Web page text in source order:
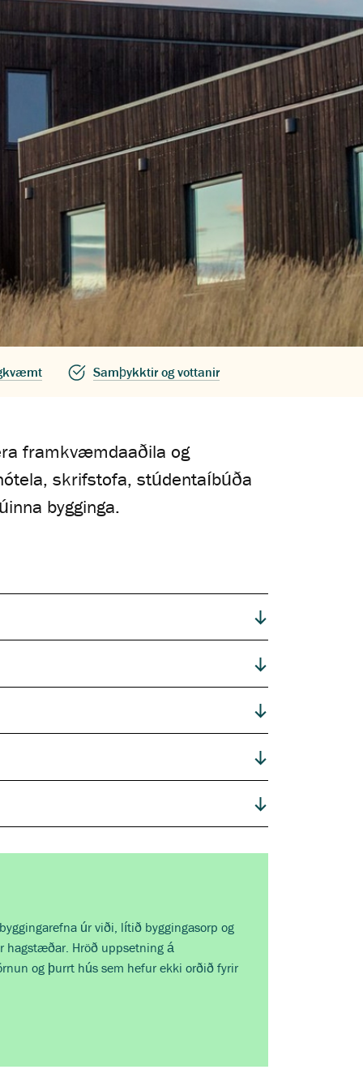
Samþykktir og vottanir
framkvæmdaaðila og
skrifstofa, stúdentaíbúða
bygginga.
úr viði, lítið byggingasorp og
hagstæðar. Hröð uppsetning á
og þurrt hús sem hefur ekki orðið fyrir